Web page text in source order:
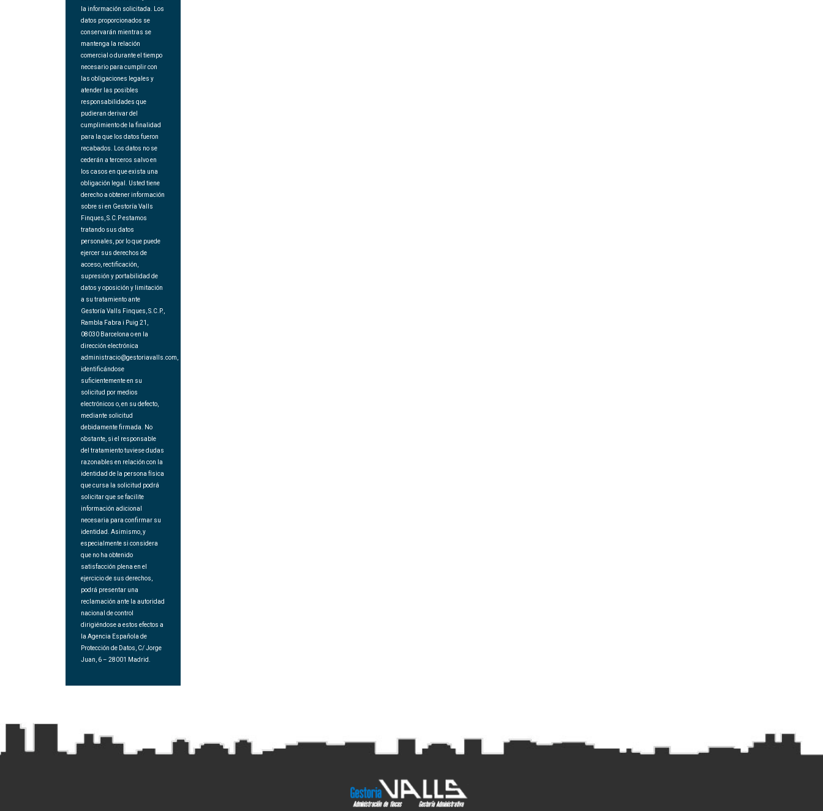
la información solicitada. Los
datos proporcionados se
conservarán mientras se
mantenga la relación
comercial o durante el tiempo
necesario para cumplir con
las obligaciones legales y
atender las posibles
responsabilidades que
pudieran derivar del
cumplimiento de la finalidad
para la que los datos fueron
recabados. Los datos no se
cederán a terceros salvo en
los casos en que exista una
obligación legal. Usted tiene
derecho a obtener información
sobre si en Gestoría Valls
Finques, S.C.P estamos
tratando sus datos
personales, por lo que puede
ejercer sus derechos de
acceso, rectificación,
supresión y portabilidad de
datos y oposición y limitación
a su tratamiento ante
Gestoría Valls Finques, S.C.P.,
Rambla Fabra i Puig 21,
08030 Barcelona o en la
dirección electrónica
administracio@gestoriavalls.com,
identificándose
suficientemente en su
solicitud por medios
electrónicos o, en su defecto,
mediante solicitud
debidamente firmada. No
obstante, si el responsable
del tratamiento tuviese dudas
razonables en relación con la
identidad de la persona física
que cursa la solicitud podrá
solicitar que se facilite
información adicional
necesaria para confirmar su
identidad. Asimismo, y
especialmente si considera
que no ha obtenido
satisfacción plena en el
ejercicio de sus derechos,
podrá presentar una
reclamación ante la autoridad
nacional de control
dirigiéndose a estos efectos a
la Agencia Española de
Protección de Datos, C/ Jorge
Juan, 6 – 28001 Madrid.